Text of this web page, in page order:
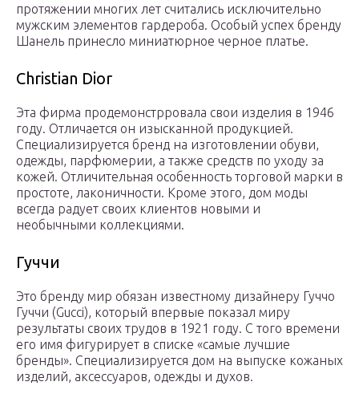
протяжении многих лет считались исключительно
мужским элементов гардероба. Особый успех бренду
Шанель принесло миниатюрное черное платье.
Christian Dior
Эта фирма продемонстрровала свои изделия в 1946
году. Отличается он изысканной продукцией.
Специализируется бренд на изготовлении обуви,
одежды, парфюмерии, а также средств по уходу за
кожей. Отличительная особенность торговой марки в
простоте, лаконичности. Кроме этого, дом моды
всегда радует своих клиентов новыми и
необычными коллекциями.
Гуччи
Это бренду мир обязан известному дизайнеру Гуччо
Гуччи (Gucci), который впервые показал миру
результаты своих трудов в 1921 году. С того времени
его имя фигурирует в списке «самые лучшие
бренды». Специализируется дом на выпуске кожаных
изделий, аксессуаров, одежды и духов.